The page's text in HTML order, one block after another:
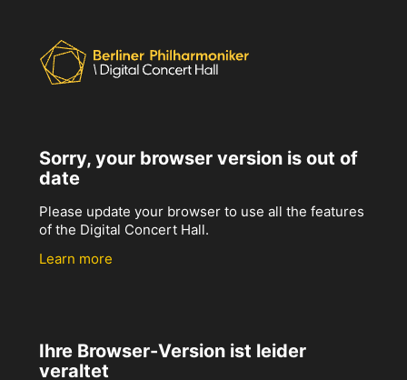
Sorry, your browser version is out of
date
Please update your browser to use all the features
of the Digital Concert Hall.
Learn more
Ihre Browser-Version ist leider
veraltet